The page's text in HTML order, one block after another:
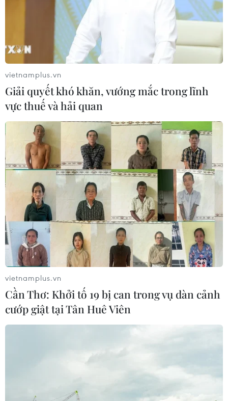
vietnamplus.vn
Giải quyết khó khăn, vướng mắc trong lĩnh
vực thuế và hải quan
vietnamplus.vn
Cần Thơ: Khởi tố 19 bị can trong vụ dàn cảnh
cướp giật tại Tân Huê Viên